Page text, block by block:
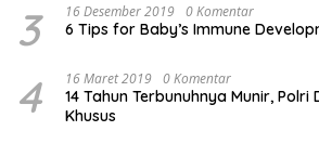
3 16 Desember 2019 0 Komentar
6 Tips for Baby’s Immune
4 16 Maret 2019 0 Komentar
14 Tahun Terbunuhnya Munir,
Khusus